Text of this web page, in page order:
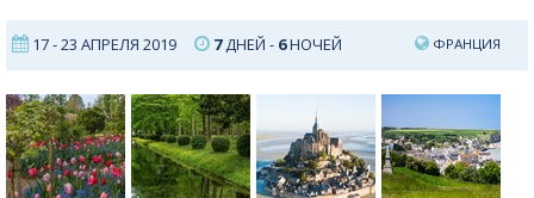
17 - 23 АПРЕЛЯ 2019 7ДНЕЙ - 6НОЧЕЙ ФРАНЦИЯ